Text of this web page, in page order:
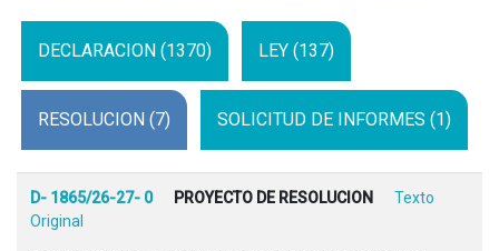
DECLARACION (1370) LEY (137)
RESOLUCION (7) SOLICITUD DE INFORMES (1)
D- 1865/26-27- 0 PROYECTO DE RESOLUCION
Texto
Original